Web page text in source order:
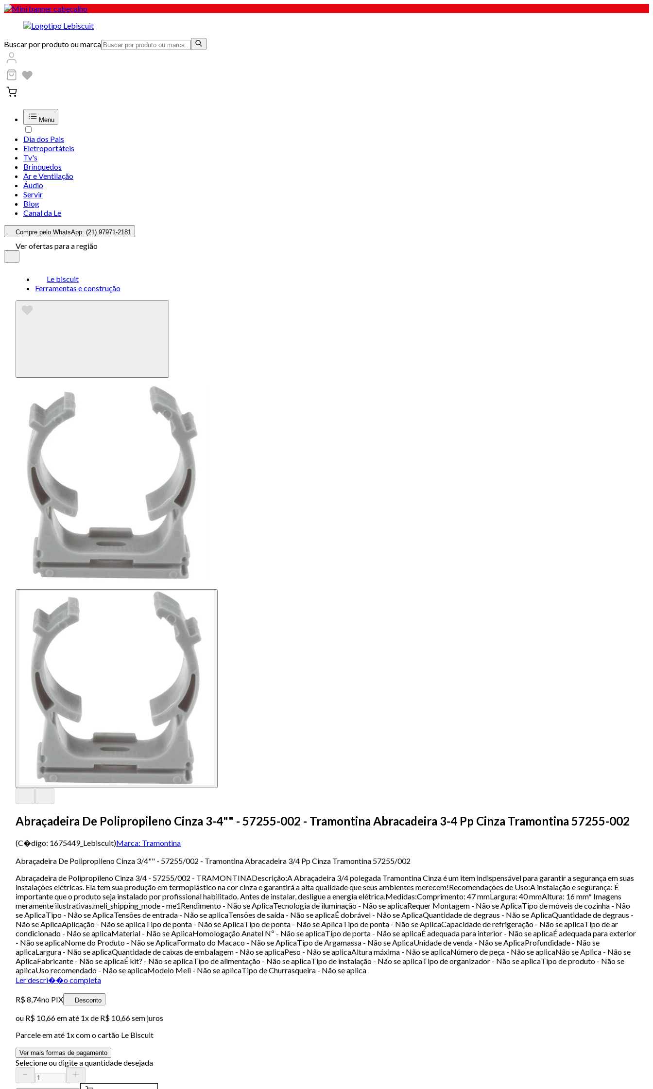
Buscar por produto ou marca
Menu
Dia dos Pais
Eletroportáteis
Tv's
Brinquedos
Ar e Ventilação
Áudio
Servir
Blog
Canal da Le
Compre pelo WhatsApp: (21) 97971-2181
Ver ofertas para a região
Le biscuit
Ferramentas e construção
Abraçadeira De Polipropileno Cinza 3-4"" - 57255-002 - Tramontina Abracadeira 3-4 Pp Cinza Tramontina 57255-002
(C�digo: 1675449_Lebiscuit)Marca: Tramontina
Abraçadeira De Polipropileno Cinza 3/4"" - 57255/002 - Tramontina Abracadeira 3/4 Pp Cinza Tramontina 57255/002
Abraçadeira de Polipropileno Cinza 3/4 - 57255/002 - TRAMONTINADescrição:A Abraçadeira 3/4 polegada Tramontina Cinza é um item indispensável para garantir a segurança em suas
instalações elétricas. Ela tem sua produção em termoplástico na cor cinza e garantirá a alta qualidade que seus ambientes merecem!Recomendações de Uso:A instalação e segurança: É
importante que o produto seja instalado por profissional habilitado. Antes de instalar, desligue a energia elétrica.Medidas:Comprimento: 47 mmLargura: 40 mmAltura: 16 mm* Imagens
meramente ilustrativas.meli_shipping_mode - me1Rendimento - Não se AplicaTecnologia de iluminação - Não se aplicaRequer Montagem - Não se AplicaTipo de móveis de cozinha - Não
se AplicaTipo - Não se AplicaTensões de entrada - Não se aplicaTensões de saída - Não se aplicaÉ dobrável - Não se AplicaQuantidade de degraus - Não se AplicaQuantidade de degraus -
Não se AplicaAplicação - Não se aplicaTipo de ponta - Não se AplicaTipo de ponta - Não se AplicaTipo de ponta - Não se AplicaCapacidade de refrigeração - Não se aplicaTipo de ar
condicionado - Não se aplicaMaterial - Não se AplicaHomologação Anatel Nº - Não se aplicaTipo de porta - Não se aplicaÉ adequada para interior - Não se aplicaÉ adequada para exterior
- Não se aplicaNome do Produto - Não se AplicaFormato do Macaco - Não se AplicaTipo de Argamassa - Não se AplicaUnidade de venda - Não se AplicaProfundidade - Não se
aplicaLargura - Não se aplicaQuantidade de caixas de embalagem - Não se aplicaPeso - Não se aplicaAltura máxima - Não se aplicaNúmero de peça - Não se aplicaNão se Aplica - Não se
AplicaFabricante - Não se aplicaÉ kit? - Não se aplicaTipo de alimentação - Não se aplicaTipo de instalação - Não se aplicaTipo de organizador - Não se aplicaTipo de produto - Não se
aplicaUso recomendado - Não se aplicaModelo Meli - Não se aplicaTipo de Churrasqueira - Não se aplica
Ler descri��o completa
R$ 8,74no PIX Desconto
ou R$ 10,66em até 1x de R$ 10,66sem juros
Parcele em até 1x com o cartão Le Biscuit
Ver mais formas de pagamento
Selecione ou digite a quantidade desejada